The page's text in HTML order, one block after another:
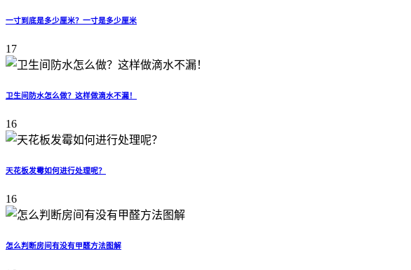
一寸到底是多少厘米？一寸是多少厘米
17
卫生间防水怎么做？这样做滴水不漏！
16
天花板发霉如何进行处理呢？
16
怎么判断房间有没有甲醛方法图解